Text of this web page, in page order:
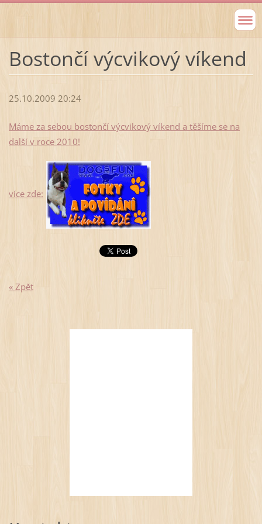
Bostončí výcvikový víkend
25.10.2009 20:24
Máme za sebou bostončí výcvikový víkend a těšíme se na
další v roce 2010!
více zde:
« Zpět